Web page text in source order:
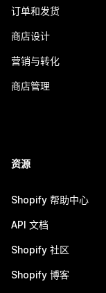
订单和发货
商店设计
营销与转化
商店管理
资源
Shopify 帮助中心
API 文档
Shopify 社区
Shopify 博客